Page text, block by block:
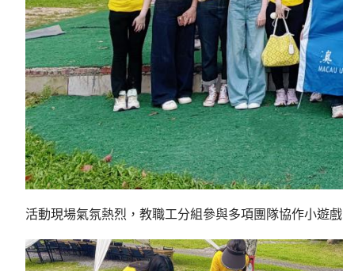
活動現場氣氛熱烈 ，教職工分組參與多項團隊協作小遊戲